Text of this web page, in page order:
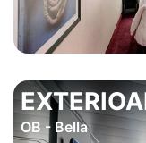
OB - Bella